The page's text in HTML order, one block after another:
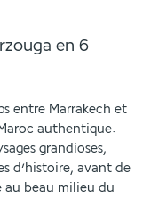
en 6
entre Marrakech et
authentique.
grandioses,
d’histoire, avant de
au beau milieu du